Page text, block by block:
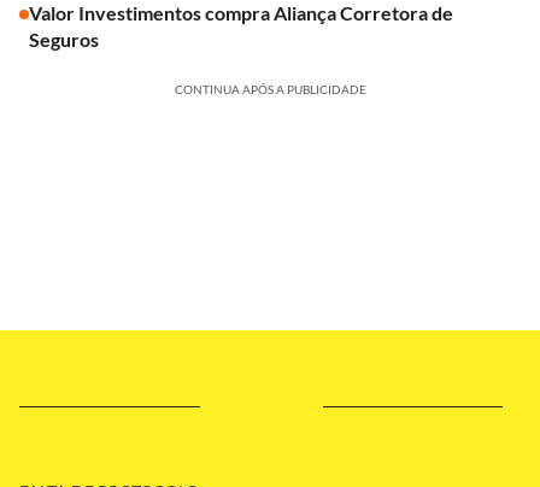
Valor Investimentos compra Aliança Corretora de
Seguros
CONTINUA APÓS A PUBLICIDADE